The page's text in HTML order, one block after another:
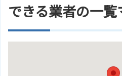
できる業者の一